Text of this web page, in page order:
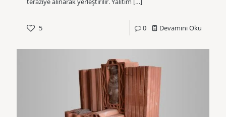
5 0 Devamını Oku